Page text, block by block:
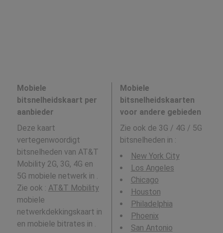
Mobiele
bitsnelheidskaart per
aanbieder
Deze kaart
vertegenwoordigt
bitsnelheden van AT&T
Mobility 2G, 3G, 4G en
5G mobiele netwerk in .
Zie ook : AT&T Mobility
mobiele
netwerkdekkingskaart in
en mobiele bitrates in .
Mobiele
bitsnelheidskaarten
voor andere gebieden
Zie ook de 3G / 4G / 5G
bitsnelheden in :
New York City
Los Angeles
Chicago
Houston
Philadelphia
Phoenix
San Antonio